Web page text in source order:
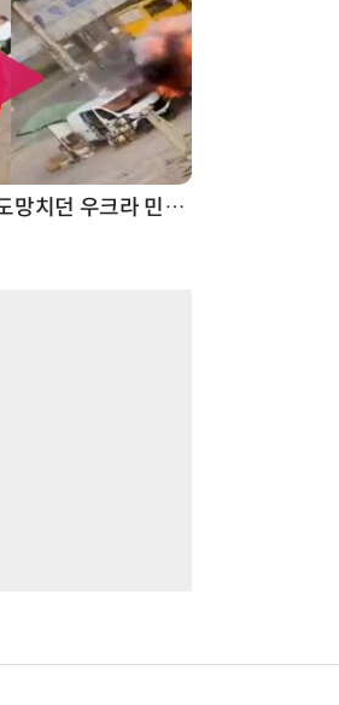
“계속 쫓아왔다”…도망치던 우크라 민간인 공격한 러 자폭 드론